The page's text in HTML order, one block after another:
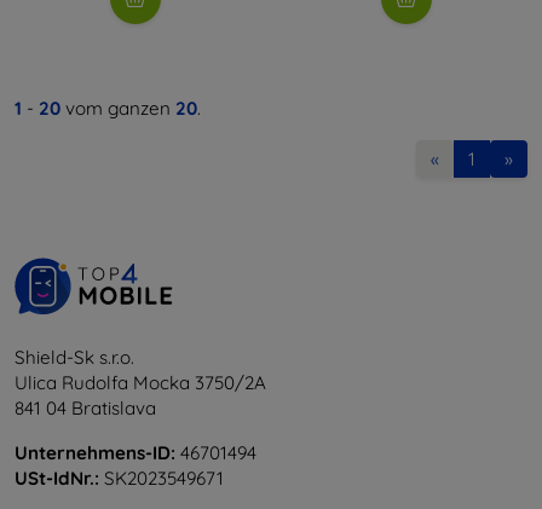
1 - 20 vom ganzen 20.
« 1 »
Shield-Sk s.r.o.
Ulica Rudolfa Mocka 3750/2A
841 04 Bratislava
Unternehmens-ID: 46701494
USt-IdNr.: SK2023549671